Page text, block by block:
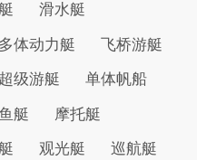
滑水艇
多体动力艇 飞桥游艇
超级游艇 单体帆船
艇 摩托艇
观光艇 巡航艇